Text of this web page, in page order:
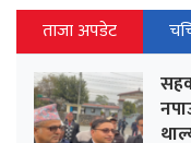
ताजा अपडेट